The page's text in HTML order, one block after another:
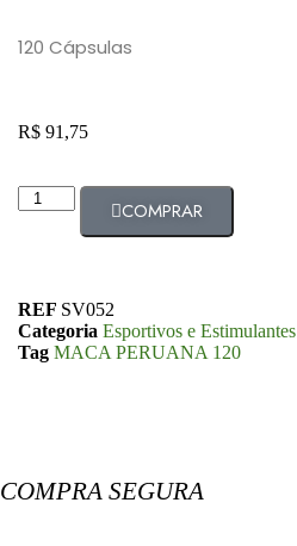
120 Cápsulas
R$91,75
COMPRAR
REF SV052
Categoria Esportivos e Estimulantes
Tag MACA PERUANA 120
COMPRA SEGURA